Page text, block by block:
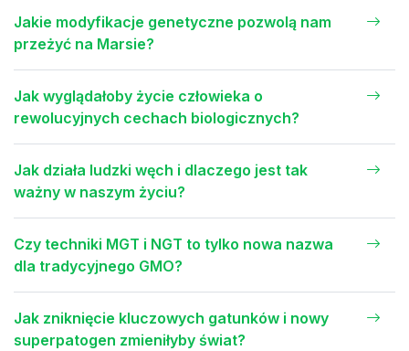
Jakie modyfikacje genetyczne pozwolą nam
przeżyć na Marsie?
Jak wyglądałoby życie człowieka o
rewolucyjnych cechach biologicznych?
Jak działa ludzki węch i dlaczego jest tak
ważny w naszym życiu?
Czy techniki MGT i NGT to tylko nowa nazwa
dla tradycyjnego GMO?
Jak zniknięcie kluczowych gatunków i nowy
superpatogen zmieniłyby świat?